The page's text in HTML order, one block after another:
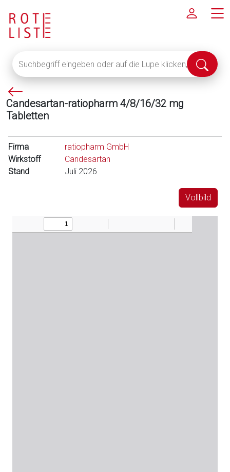
eingeben
oder
auf
die
Lupe
um
alle
Fachinformationen
Suche
P
f
e
l
l
i
n
Candesartan-ratiopharm 4/8/16/32 mg
Tabletten
Firma
ratiopharm GmbH
Wirkstoff
Candesartan
Stand
Juli 2026
Vollbild